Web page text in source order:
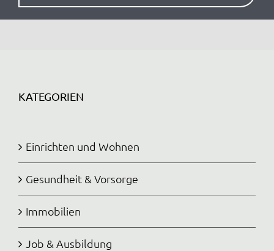
KATEGORIEN
Einrichten und Wohnen
Gesundheit & Vorsorge
Immobilien
Job & Ausbildung